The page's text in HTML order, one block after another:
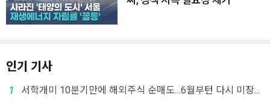
인기 기사
1
서학개미 10분기만에 해외주식 순매도…6월부턴 다시 미장으